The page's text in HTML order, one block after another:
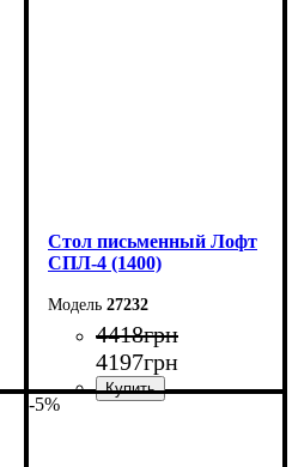
Стол письменный Лофт
СПЛ-4 (1400)
27232
4418грн
4197грн
-5%